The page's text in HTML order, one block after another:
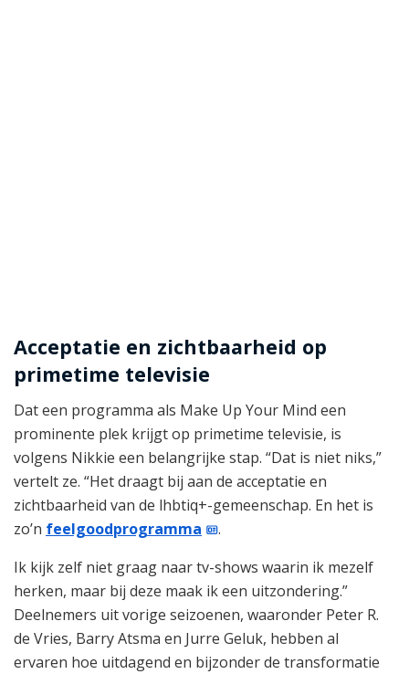
Acceptatie en zichtbaarheid op
primetime televisie
Dat een programma als Make Up Your Mind een
prominente plek krijgt op primetime televisie, is
volgens Nikkie een belangrijke stap. “Dat is niet niks,”
vertelt ze. “Het draagt bij aan de acceptatie en
zichtbaarheid van de lhbtiq+-gemeenschap. En het is
zo’n feelgoodprogramma
.
Ik kijk zelf niet graag naar tv-shows waarin ik mezelf
herken, maar bij deze maak ik een uitzondering.”
Deelnemers uit vorige seizoenen, waaronder Peter R.
de Vries, Barry Atsma en Jurre Geluk, hebben al
ervaren hoe uitdagend en bijzonder de transformatie